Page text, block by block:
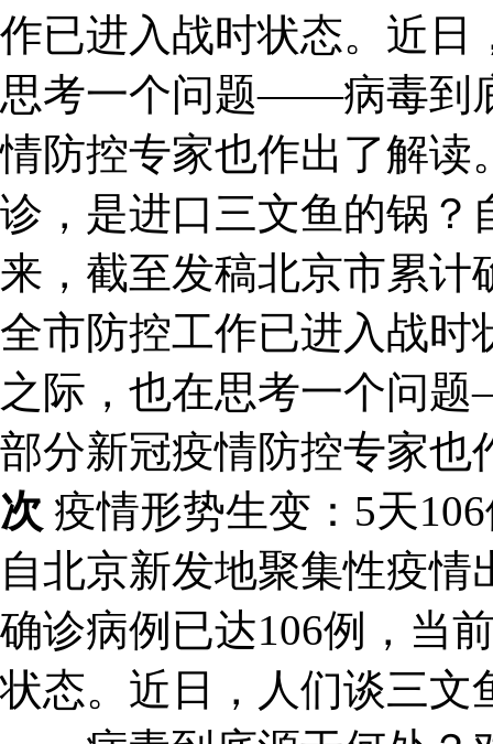
作已进入战时状态。近日
思考一个问题——病毒到
情防控专家也作出了解读
诊，是进口三文鱼的锅？
来，截至发稿北京市累计
全市防控工作已进入战时
之际，也在思考一个问
部分新冠疫情防控专家
次 疫情形势生变：5天
自北京新发地聚集性疫
确诊病例已达106例，当
状态。近日，人们谈三文